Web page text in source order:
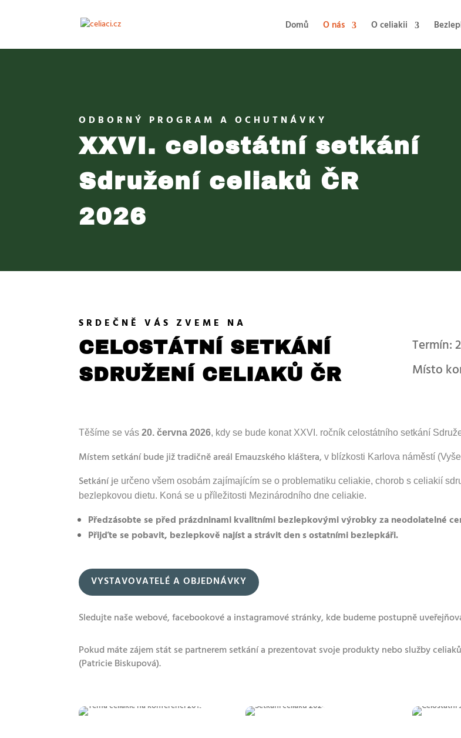
Domů O nás O celiakii
ODBORNÝ PROGRAM A OCHUTNÁVKY
XXVI. celostátní setkání
Sdružení celiaků ČR
2026
SRDEČNĚ VÁS ZVEME NA
CELOSTÁTNÍ SETKÁNÍ
SDRUŽENÍ CELIAKŮ ČR
Termín:
Místo
Těšíme se vás20. června 2026, kdy se bude konat XXVI. ročník celostátního setkání
Místem setkání bude již tradičně areál Emauzského kláštera,v blízkosti Karlova náměstí
Setkání je určeno všem osobám zajímajícím se o problematiku celiakie, chorob s celiakií
bezlepkovou dietu. Koná se u příležitosti Mezinárodního dne celiakie.
Předzásobte se před prázdninami kvalitními bezlepkovými výrobky za neodolatelné
Přijďte se pobavit, bezlepkově najíst a strávit den s ostatními bezlepkáři.
VYSTAVOVATELÉ A OBJEDNÁVKY
Sledujte naše webové, facebookové a instagramové stránky, kde budeme postupně
Pokud máte zájem stát se partnerem setkání a prezentovat svoje produkty nebo služby
(Patricie Biskupová).